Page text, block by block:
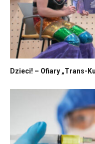
Dzieci! – Ofiary „Trans-